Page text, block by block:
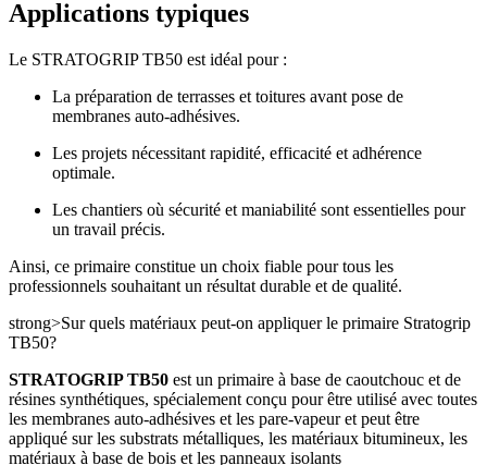
Applications typiques
Le STRATOGRIP TB50 est idéal pour :
La préparation de terrasses et toitures avant pose de
membranes auto-adhésives.
Les projets nécessitant rapidité, efficacité et adhérence
optimale.
Les chantiers où sécurité et maniabilité sont essentielles pour
un travail précis.
Ainsi, ce primaire constitue un choix fiable pour tous les
professionnels souhaitant un résultat durable et de qualité.
strong>Sur quels matériaux peut-on appliquer le primaire Stratogrip
TB50?
STRATOGRIP TB50 est un primaire à base de caoutchouc et de
résines synthétiques, spécialement conçu pour être utilisé avec toutes
les membranes auto-adhésives et les pare-vapeur et peut être
appliqué sur les substrats métalliques, les matériaux bitumineux, les
matériaux à base de bois et les panneaux isolants